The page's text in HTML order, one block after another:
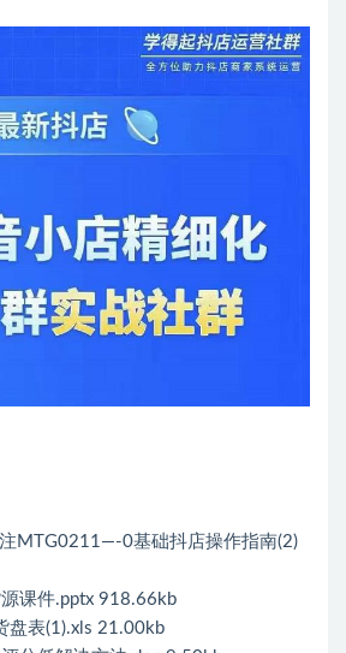
MTG0211—-0基础抖店操作指南(2)
课件.pptx 918.66kb
盘表(1).xls 21.00kb